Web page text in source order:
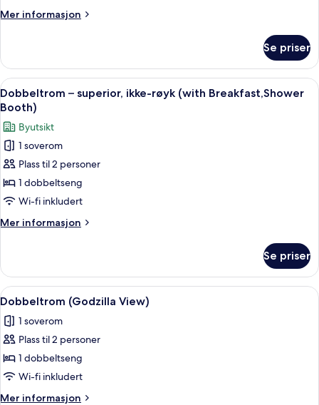
røyk
Mer informasjon
Mer
–
superior,
ikke-
røyk
([Shower
Booth)
Se priser
Åpne
alle
bildene
av
Dobbeltrom
–
superior,
ikke-
røyk
(with
Booth)
Sengetøy av topp kvalitet, safe på
5
Dobbeltrom – superior, ikke-røyk (with Breakfast,Shower
Booth)
Byutsikt
1 soverom
Plass til 2 personer
1 dobbeltseng
Wi-fi inkludert
Mer informasjon
Mer
–
superior,
ikke-
(with
Breakfast,Shower
Se priser
Åpne
alle
bildene
av
Dobbeltrom
(Godzilla
View)
Sengetøy av topp kvalitet, safe på
1
Dobbeltrom (Godzilla View)
1 soverom
Plass til 2 personer
1 dobbeltseng
Wi-fi inkludert
Mer informasjon
Mer